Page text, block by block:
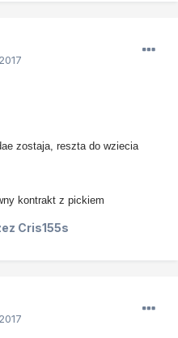
zostaja, reszta do wziecia
kontrakt z pickiem
Cris155s